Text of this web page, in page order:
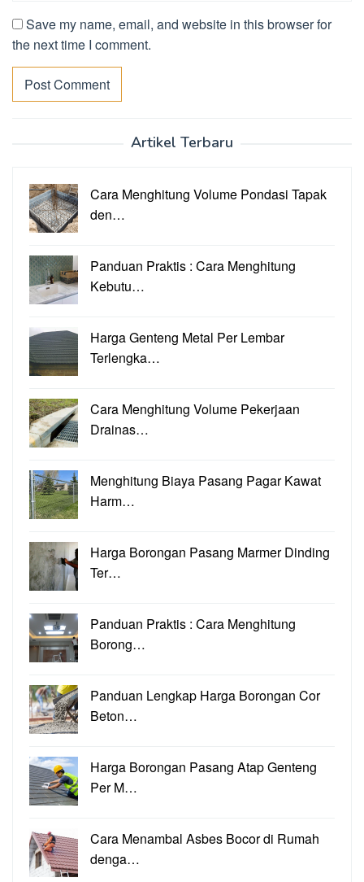
Save my name, email, and website in this browser for
the next time I comment.
Artikel Terbaru
Cara Menghitung Volume Pondasi Tapak
den…
Panduan Praktis : Cara Menghitung
Kebutu…
Harga Genteng Metal Per Lembar
Terlengka…
Cara Menghitung Volume Pekerjaan
Drainas…
Menghitung Biaya Pasang Pagar Kawat
Harm…
Harga Borongan Pasang Marmer Dinding
Ter…
Panduan Praktis : Cara Menghitung
Borong…
Panduan Lengkap Harga Borongan Cor
Beton…
Harga Borongan Pasang Atap Genteng
Per M…
Cara Menambal Asbes Bocor di Rumah
denga…